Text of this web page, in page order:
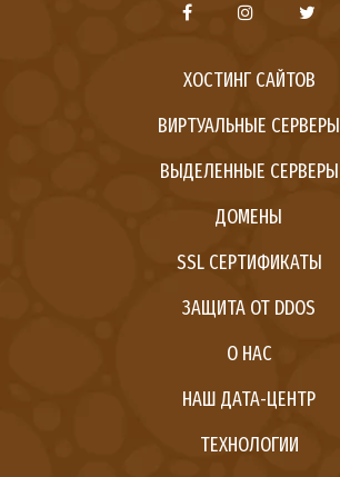
ХОСТИНГ САЙТОВ
ВИРТУАЛЬНЫЕ СЕРВЕРЫ
ВЫДЕЛЕННЫЕ СЕРВЕРЫ
ДОМЕНЫ
SSL СЕРТИФИКАТЫ
ЗАЩИТА ОТ DDOS
О НАС
НАШ ДАТА-ЦЕНТР
ТЕХНОЛОГИИ